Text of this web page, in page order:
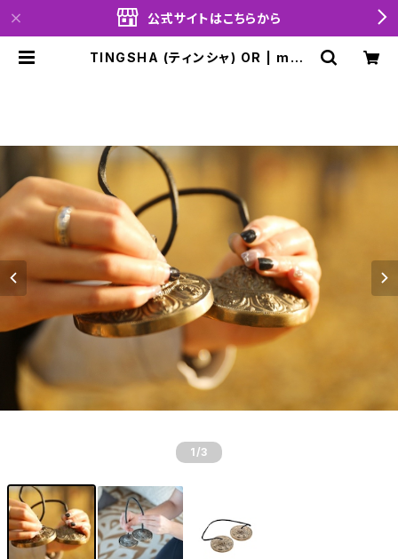
公式サイトはこちらから
TINGSHA (ティンシャ) OR | moa
1 /3